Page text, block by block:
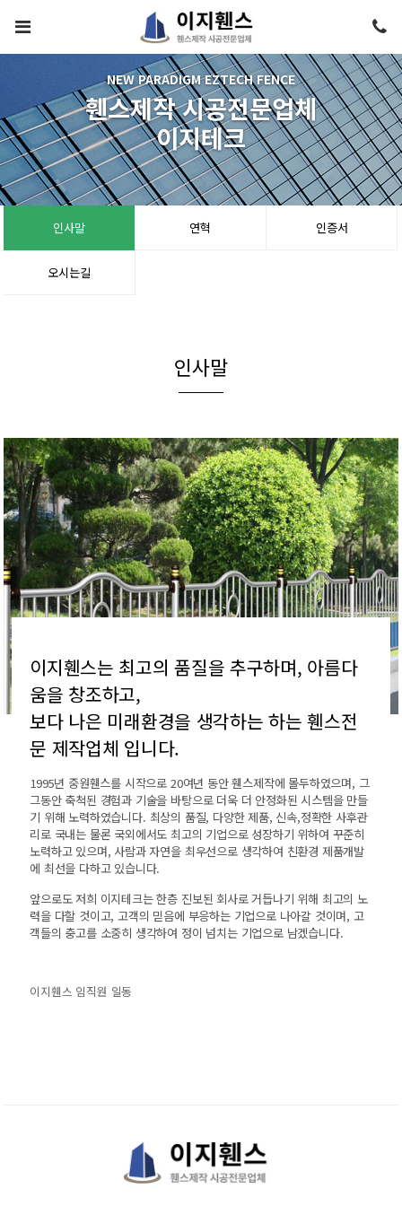
NEW PARADIGM EZTECH FENCE
휀스제작 시공전문업체
이지테크
인사말 연혁 인증서
오시는길
인사말
이지휀스는 최고의 품질을 추구하며, 아름다
움을 창조하고,
보다 나은 미래환경을 생각하는 하는 휀스전
문 제작업체 입니다.
1995년 중원휀스를 시작으로 20여년 동안 휀스제작에 몰두하였으며, 그
그동안 축척된 경험과 기술을 바탕으로 더욱 더 안정화된 시스템을 만들
기 위해 노력하였습니다. 최상의 품질, 다양한 제품, 신속,정확한 사후관
리로국내는 물론 국외에서도 최고의 기업으로 성장하기 위하여 꾸준히
노력하고 있으며, 사람과 자연을 최우선으로 생각하여 친환경 제품개발
에 최선을 다하고 있습니다.
앞으로도 저희 이지테크는 한층 진보된 회사로 거듭나기 위해 최고의 노
력을 다할 것이고, 고객의 믿음에 부응하는 기업으로 나아갈 것이며, 고
객들의 충고를 소중히 생각하여 정이 넘치는 기업으로 남겠습니다.
이지휀스 임직원 일동